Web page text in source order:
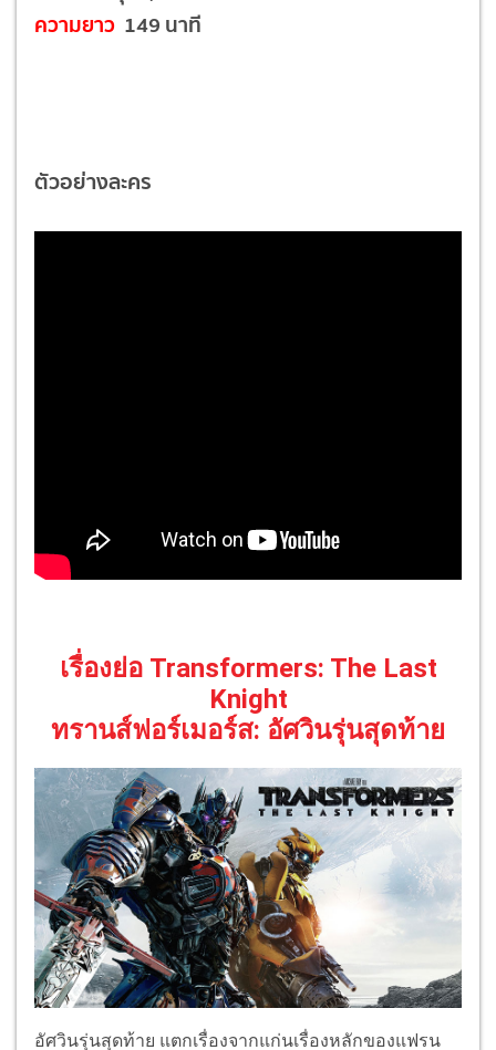
ความยาว 149 นาที
ตัวอย่างละคร
เรื่องย่อ Transformers: The Last
Knight
ทรานส์ฟอร์เมอร์ส: อัศวินรุ่นสุดท้าย
อัศวินรุ่นสุดท้าย แตกเรื่องจากแก่นเรื่องหลักของแฟรน